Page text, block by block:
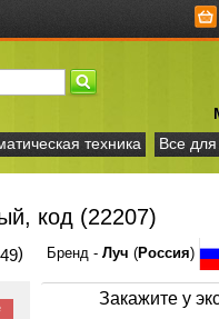
техника Все
код (22207)
49) Бренд - Луч (Россия)
Закажите у